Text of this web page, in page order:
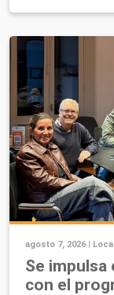
agosto 7, 2026 |
Se impulsa
con el